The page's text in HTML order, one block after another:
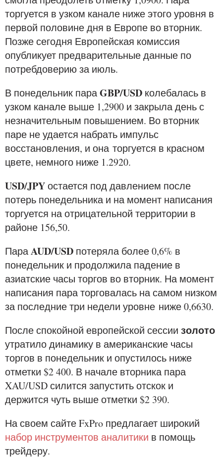
торгуется в узком канале ниже этого уровня в
первой половине дня в Европе во вторник.
Позже сегодня Европейская комиссия
опубликует предварительные данные по
потребдоверию за июль.
В понедельник параGBP/USD колебалась в
узком канале выше 1,2900 и закрыла день с
незначительным повышением. Во вторник
паре не удается набрать импульс
восстановления, и она торгуется в красном
цвете, немного ниже 1.2920.
USD/JPYостается под давлением после
потерь понедельника и на момент написания
торгуется на отрицательной территории в
районе 156,50.
ПараAUD/USD потеряла более 0,6% в
понедельник и продолжила падение в
азиатские часы торгов во вторник. На момент
написания пара торговалась на самом низком
за последние три недели уровне ниже 0,6630.
После спокойной европейской сессии золото
утратило динамику в американские часы
торгов в понедельник и опустилось ниже
отметки $2 400. В начале вторника пара
XAU/USD силится запустить отскок и
держится чуть выше отметки $2 390.
На своем сайте FxPro предлагает широкий
набор инструментов аналитики в помощь
трейдеру.